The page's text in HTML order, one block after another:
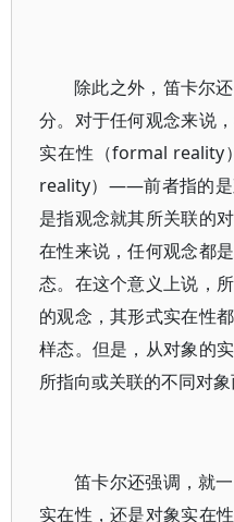
除此之外，笛卡尔
分。对于任何观念来说
实在性（formal reality
reality）——前者指的是
是指观念就其所关联的
在性来说，任何观念都
态。在这个意义上说，
的观念，其形式实在性
样态。但是，从对象的
所指向或关联的不同对象
笛卡尔还强调，就
实在性，还是对象实在